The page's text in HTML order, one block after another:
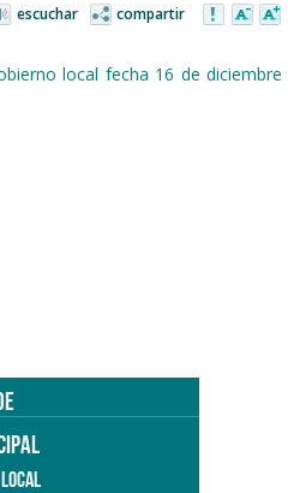
escuchar compartir
local fecha 16 de diciembre